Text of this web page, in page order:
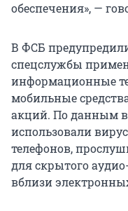
обеспечения», —
В ФСБ
спецслужбы
информационные
мобильные
акций. По данным
использовали
телефонов,
для скрытого
вблизи